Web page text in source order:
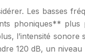
Les basses
phoniques**
l’intensité sonore
120 dB, un